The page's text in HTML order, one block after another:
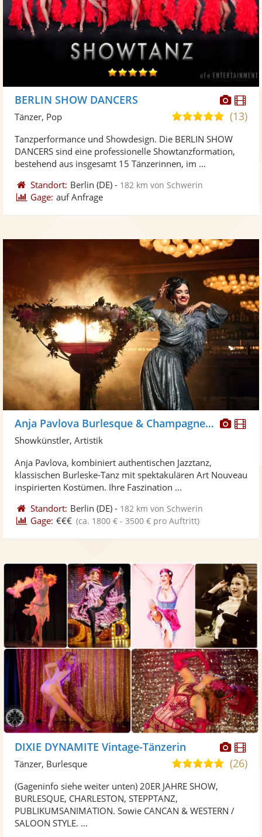
Fotos
BERLIN SHOW DANCERS
5,0
5
Sternen
(13)
Tänzer, Pop
Tanzperformance und Showdesign. Die BERLIN SHOW
DANCERS sind eine professionelle Showtanzformation,
bestehend aus insgesamt 15 Tänzerinnen, im ...
Standort: Berlin (DE) - 182 km von Schwerin
Gage: auf Anfrage
Anja Pavlova Burlesque & Champagnerglass
Showkünstler, Artistik
Anja Pavlova, kombiniert authentischen Jazztanz,
klassischen Burleske-Tanz mit spektakulären Art Nouveau
inspirierten Kostümen. Ihre Faszination ...
Standort: Berlin (DE) - 182 km von Schwerin
Gage: €€€ (ca. 1800 € - 3500 € pro Auftritt)
DIXIE DYNAMITE Vintage-Tänzerin
5,0
Sternen
(26)
Tänzer, Burlesque
(Gageninfo siehe weiter unten) 20ER JAHRE SHOW,
BURLESQUE, CHARLESTON, STEPPTANZ,
PUBLIKUMSANIMATION. Sowie CANCAN & WESTERN /
SALOON STYLE. ...